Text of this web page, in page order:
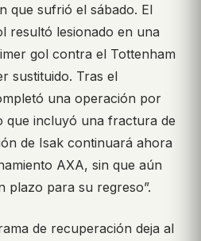
que sufrió el sábado. El
resultó lesionado en una
gol contra el Tottenham
sustituido. Tras el
una operación por
que incluyó una fractura de
de Isak continuará ahora
AXA, sin que aún
plazo para su regreso”.
de recuperación deja al